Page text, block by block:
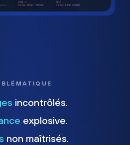
incontrôlés.
explosive.
non maîtrisés.